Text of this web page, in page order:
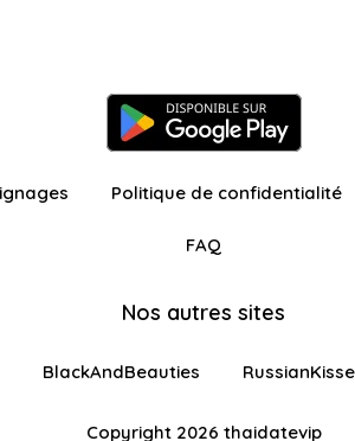
Politique de confidentialité
FAQ
Nos autres sites
BlackAndBeauties
Copyright 2026 thaidatevip